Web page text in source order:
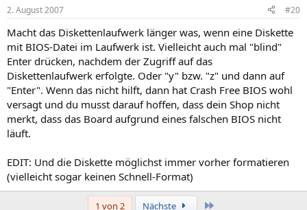
2. August 2007 #20
Macht das Diskettenlaufwerk länger was, wenn eine Diskette
mit BIOS-Datei im Laufwerk ist. Vielleicht auch mal "blind"
Enter drücken, nachdem der Zugriff auf das
Diskettenlaufwerk erfolgte. Oder "y" bzw. "z" und dann auf
"Enter". Wenn das nicht hilft, dann hat Crash Free BIOS wohl
versagt und du musst darauf hoffen, dass dein Shop nicht
merkt, dass das Board aufgrund eines falschen BIOS nicht
läuft.
EDIT: Und die Diskette möglichst immer vorher formatieren
(vielleicht sogar keinen Schnell-Format)
1 von 2 Nächste